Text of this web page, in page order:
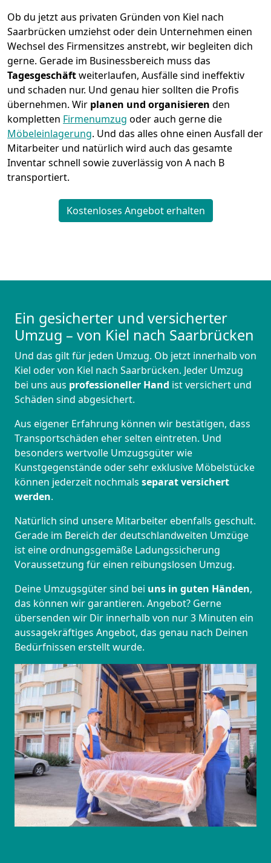
Ob du jetzt aus privaten Gründen von Kiel nach
Saarbrücken umziehst oder dein Unternehmen einen
Wechsel des Firmensitzes anstrebt, wir begleiten dich
gerne. Gerade im Businessbereich muss das
Tagesgeschäftweiterlaufen, Ausfälle sind ineffektiv
und schaden nur. Und genau hier sollten die Profis
übernehmen. Wir planen und organisieren den
kompletten Firmenumzug oder auch gerne die
Möbeleinlagerung. Und das alles ohne einen Ausfall der
Mitarbeiter und natürlich wird auch das gesamte
Inventar schnell sowie zuverlässig von A nach B
transportiert.
Kostenloses Angebot erhalten
Ein gesicherter und versicherter
Umzug – von Kiel nach Saarbrücken
Und das gilt für jeden Umzug. Ob jetzt innerhalb von
Kiel oder von Kiel nach Saarbrücken. Jeder Umzug
bei uns aus professioneller Hand ist versichert und
Schäden sind abgesichert.
Aus eigener Erfahrung können wir bestätigen, dass
Transportschäden eher selten eintreten. Und
besonders wertvolle Umzugsgüter wie
Kunstgegenstände oder sehr exklusive Möbelstücke
können jederzeit nochmals separat versichert
werden.
Natürlich sind unsere Mitarbeiter ebenfalls geschult.
Gerade im Bereich der deutschlandweiten Umzüge
ist eine ordnungsgemäße Ladungssicherung
Voraussetzung für einen reibungslosen Umzug.
Deine Umzugsgüter sind bei uns in guten Händen,
das können wir garantieren. Angebot? Gerne
übersenden wir Dir innerhalb von nur 3 Minuten ein
aussagekräftiges Angebot, das genau nach Deinen
Bedürfnissen erstellt wurde.